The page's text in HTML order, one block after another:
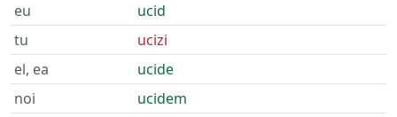
eu
ucid
tu
ucizi
el, ea
ucide
noi
ucidem